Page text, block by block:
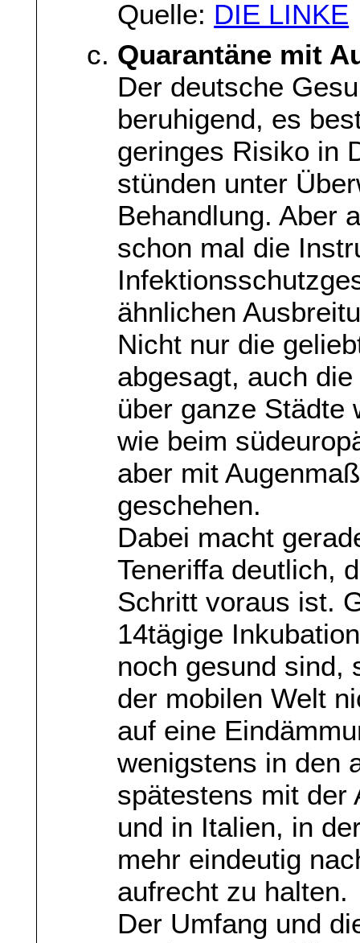
Quelle: DIE LINKE
Quarantäne mit
Der deutsche
beruhigend, es
geringes Risiko in
stünden unter
Behandlung. Aber
schon mal die
ähnlichen
Nicht nur die
abgesagt, auch
über ganze Städte
wie beim
aber mit
geschehen.
Dabei macht
Teneriffa deutlich,
Schritt voraus ist.
14tägige
noch gesund sind,
der mobilen Welt
auf eine
wenigstens in den
spätestens mit der
und in Italien, in
mehr eindeutig
aufrecht zu halten.
Der Umfang und